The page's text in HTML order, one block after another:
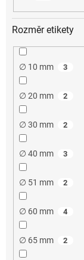
Rozměr etikety
∅ 10 mm 3
∅ 20 mm 2
∅ 30 mm 2
∅ 40 mm 3
∅ 51 mm 2
∅ 60 mm 4
∅ 65 mm 2